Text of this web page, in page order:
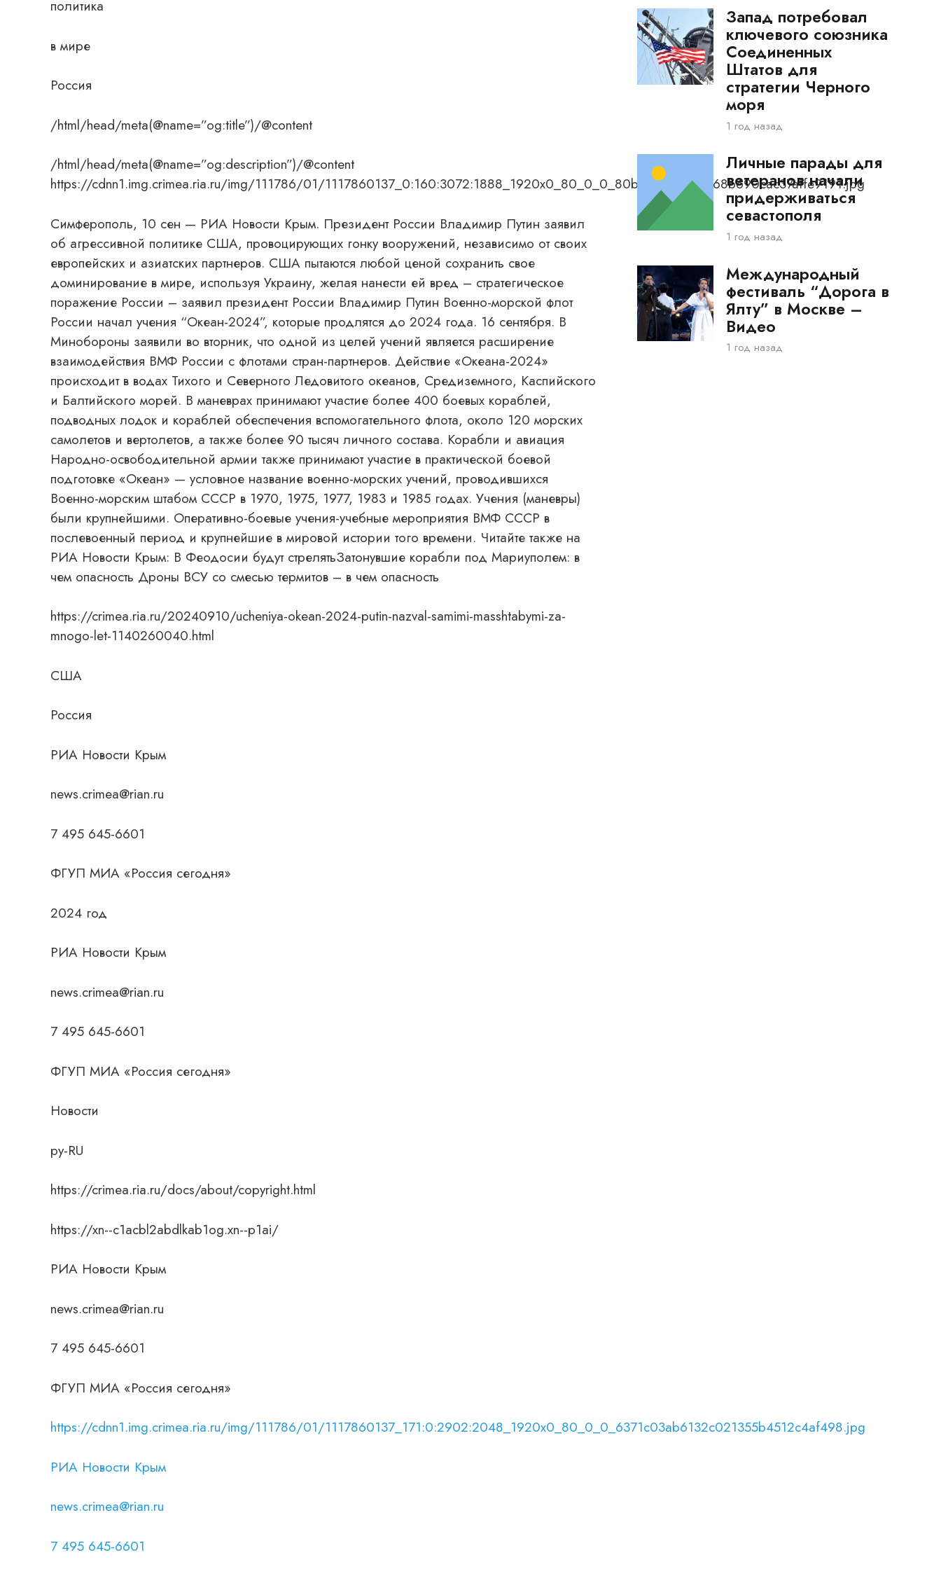
политика
в мире
Россия
/html/head/meta(@name=”og:title”)/@content
/html/head/meta(@name=”og:description”)/@content
https://cdnn1.img.crimea.ria.ru/img/111786/01/1117860137_0:160:3072:1888_1920x0_80_0_0_80b86292daa7768b690cac37affe9191.jpg
Симферополь, 10 сен — РИА Новости Крым. Президент России Владимир Путин заявил
об агрессивной политике США, провоцирующих гонку вооружений, независимо от своих
европейских и азиатских партнеров. США пытаются любой ценой сохранить свое
доминирование в мире, используя Украину, желая нанести ей вред – стратегическое
поражение России – заявил президент России Владимир Путин Военно-морской флот
России начал учения “Океан-2024”, которые продлятся до 2024 года. 16 сентября. В
Минобороны заявили во вторник, что одной из целей учений является расширение
взаимодействия ВМФ России с флотами стран-партнеров. Действие «Океана-2024»
происходит в водах Тихого и Северного Ледовитого океанов, Средиземного, Каспийского
и Балтийского морей. В маневрах принимают участие более 400 боевых кораблей,
подводных лодок и кораблей обеспечения вспомогательного флота, около 120 морских
самолетов и вертолетов, а также более 90 тысяч личного состава. Корабли и авиация
Народно-освободительной армии также принимают участие в практической боевой
подготовке «Океан» — условное название военно-морских учений, проводившихся
Военно-морским штабом СССР в 1970, 1975, 1977, 1983 и 1985 годах. Учения (маневры)
были крупнейшими. Оперативно-боевые учения-учебные мероприятия ВМФ СССР в
послевоенный период и крупнейшие в мировой истории того времени. Читайте также на
РИА Новости Крым: В Феодосии будут стрелятьЗатонувшие корабли под Мариуполем: в
чем опасность Дроны ВСУ со смесью термитов – в чем опасность
https://crimea.ria.ru/20240910/ucheniya-okean-2024-putin-nazval-samimi-masshtabymi-za-
mnogo-let-1140260040.html
США
Россия
РИА Новости Крым
news.crimea@rian.ru
7 495 645-6601
ФГУП МИА «Россия сегодня»
2024 год
РИА Новости Крым
news.crimea@rian.ru
7 495 645-6601
ФГУП МИА «Россия сегодня»
Новости
ру-RU
https://crimea.ria.ru/docs/about/copyright.html
https://xn--c1acbl2abdlkab1og.xn--p1ai/
РИА Новости Крым
news.crimea@rian.ru
7 495 645-6601
ФГУП МИА «Россия сегодня»
https://cdnn1.img.crimea.ria.ru/img/111786/01/1117860137_171:0:2902:2048_1920x0_80_0_0_6371c03ab6132c021355b4512c4af498.jpg
РИА Новости Крым
news.crimea@rian.ru
7 495 645-6601
Запад потребовал
ключевого союзника
Соединенных
Штатов для
стратегии Черного
моря
1 год назад
Личные парады для
ветеранов начали
придерживаться
севастополя
1 год назад
Международный
фестиваль “Дорога в
Ялту” в Москве –
Видео
1 год назад